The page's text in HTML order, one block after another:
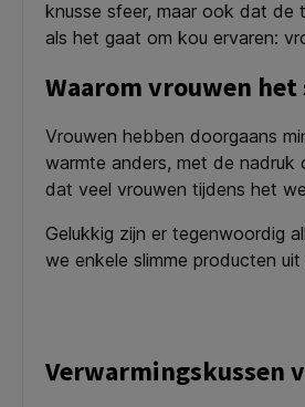
knusse sfeer, maar ook dat de
als het gaat om kou ervaren:
Waarom vrouwen
Vrouwen hebben doorgaans
warmte anders, met de
dat veel vrouwen tijdens het
Gelukkig zijn er tegenwoordig
we enkele slimme producten
Verwarmingskussen